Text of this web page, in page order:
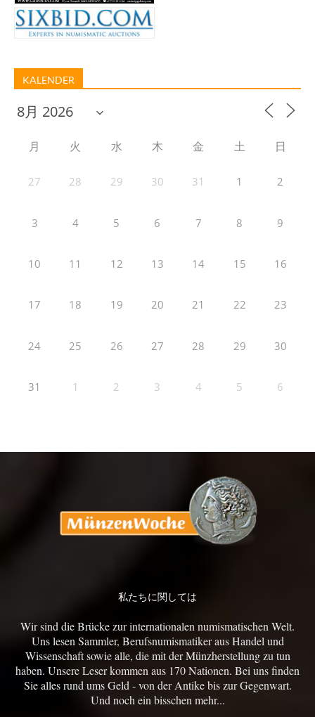
KALENDER
月 火 水 木 金 土 日
27 28 29 30 31 1 2
3 4 5 6 7 8 9
10 11 12 13 14 15 16
17 18 19 20 21 22 23
24 25 26 27 28 29 30
31 1 2 3 4 5 6
私たちに関しては
Wir sind die Brücke zur internationalen numismatischen Welt.
Uns lesen Sammler, Berufsnumismatiker aus Handel und
Wissenschaft sowie alle, die mit der Münzherstellung zu tun
haben. Unsere Leser kommen aus 170 Nationen. Bei uns finden
Sie alles rund ums Geld - von der Antike bis zur Gegenwart.
Und noch ein bisschen mehr...